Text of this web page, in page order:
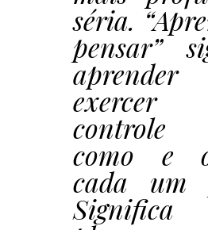
séria.
pensar”
aprender
exercer
controle
como e
cada um